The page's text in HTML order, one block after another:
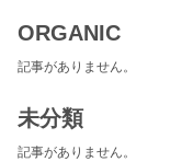
ORGANIC
記事がありません。
未分類
記事がありません。